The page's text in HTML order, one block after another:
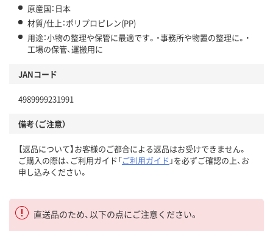
原産国：日本
材質/仕上：ポリプロピレン(PP)
用途：小物の整理や保管に最適です。・事務所や物置の整理に。・
工場の保管、運搬用に
JANコード
4989999231991
備考（ご注意）
【返品について】お客様のご都合による返品はお受けできません。
ご購入の際は、ご利用ガイド「ご利用ガイド 」を必ずご確認の上、お
申し込みください。
直送品のため、以下の点にご注意ください。